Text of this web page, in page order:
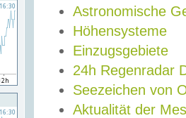
Astronomische
Höhensysteme
Einzugsgebiete
24h Regenradar
Seezeichen von
Aktualität der